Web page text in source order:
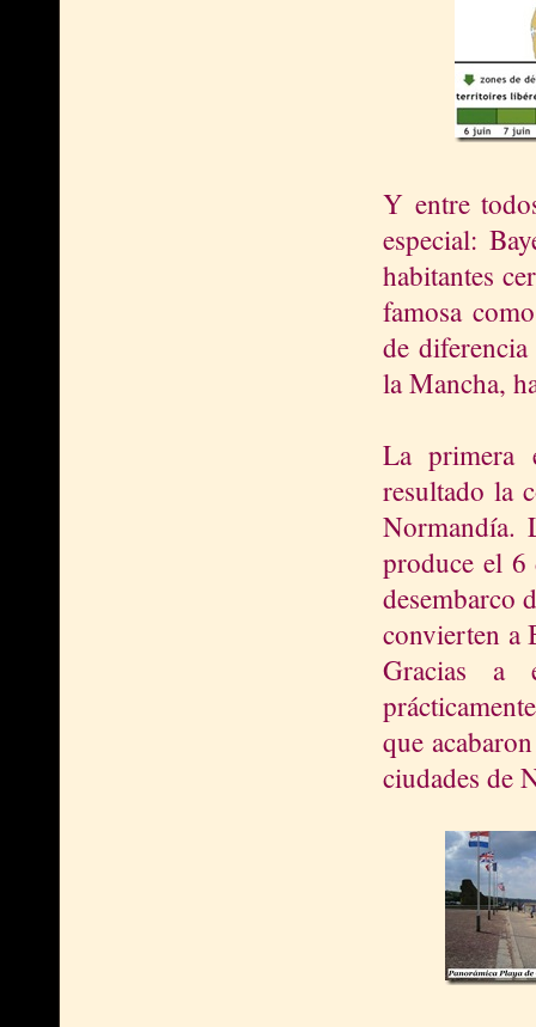
Y entre
especial:
habitantes
famosa
de
la Mancha,
La primera
resultado la
Normandía.
produce el 6
desembarco
convierten a
Gracias a
que
ciudades de